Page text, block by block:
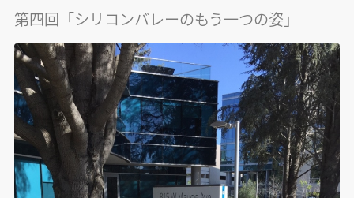
第四回「シリコンバレーのもう一つの姿」